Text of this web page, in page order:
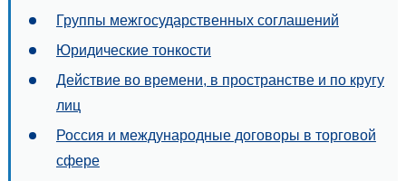
Группы межгосударственных соглашений
Юридические тонкости
Действие во времени, в пространстве и по кругу
лиц
Россия и международные договоры в торговой
сфере